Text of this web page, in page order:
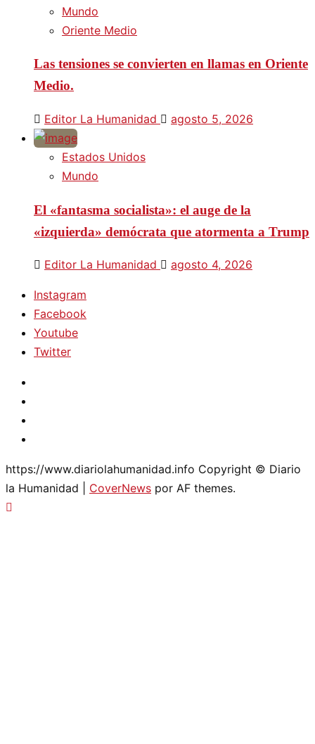
Mundo
Oriente Medio
Las tensiones se convierten en llamas en Oriente
Medio.
Editor La Humanidad agosto 5, 2026
Estados Unidos
Mundo
El «fantasma socialista»: el auge de la
«izquierda» demócrata que atormenta a Trump
Editor La Humanidad agosto 4, 2026
Instagram
Facebook
Youtube
Twitter
https://www.diariolahumanidad.info Copyright © Diario
la Humanidad
CoverNews por AF themes.